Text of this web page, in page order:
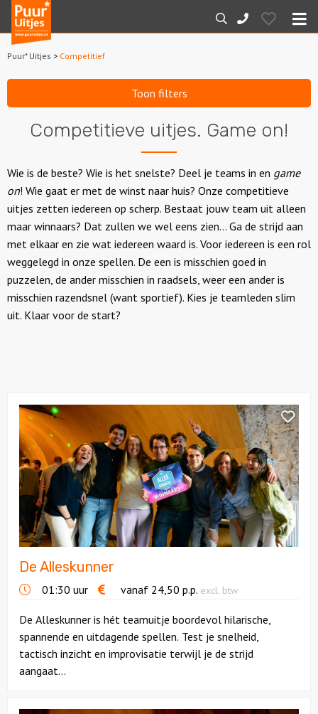
Puur*
Uitjes
Zoeken
088-
7887000
Hearts
Arrangementen
Dagarrangementen
Avondarrangementen
Varen
Boottochten
Losse boothuur
Speurtochten
Sportieve activiteiten
Dinerspellen
Workshops
Creatieve workshops
Culinaire workshops
Actieve workshops
Muzikale workshops
Puur* Uitjes > Competitief
Toon filters
Competitieve uitjes. Game on!
Wie is de beste? Wie is het snelste? Deel je teams in en game
on! Wie gaat er met de winst naar huis? Onze competitieve
uitjes zetten iedereen op scherp. Bestaat jouw team uit alleen
maar winnaars? Dat zullen we wel eens zien... Ga de strijd aan
met elkaar en zie wat iedereen waard is. Voor iedereen is een rol
weggelegd in onze spellen. De een is misschien goed in
puzzelen, de ander misschien in raadsels, weer een ander is
misschien razendsnel (want sportief). Kies je teamleden slim
uit. Klaar voor de start?
Bekijk
Alleskunner
De Alleskunner
01:30 uur vanaf 24,50 p.p. excl. btw
De Alleskunner is hét teamuitje boordevol hilarische,
spannende en uitdagende spellen. Test je snelheid,
tactisch inzicht en improvisatie terwijl je de strijd
aangaat...
Bekijk